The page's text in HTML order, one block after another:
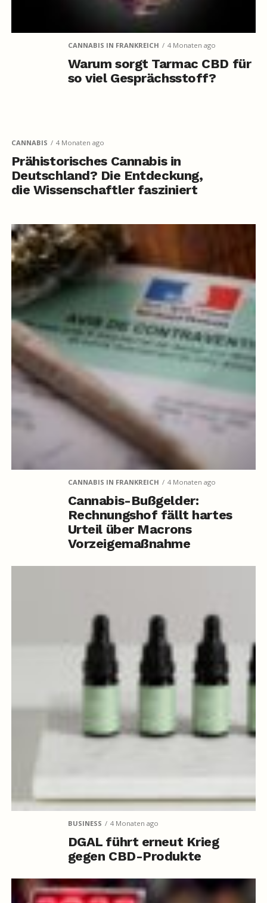
CANNABIS IN FRANKREICH 4 Monaten ago
Warum sorgt Tarmac CBD für
so viel Gesprächsstoff?
CANNABIS 4 Monaten ago
Prähistorisches Cannabis in
Deutschland? Die Entdeckung,
die Wissenschaftler fasziniert
CANNABIS IN FRANKREICH 4 Monaten ago
Cannabis-Bußgelder:
Rechnungshof fällt hartes
Urteil über Macrons
Vorzeigemaßnahme
BUSINESS 4 Monaten ago
DGAL führt erneut Krieg
gegen CBD-Produkte